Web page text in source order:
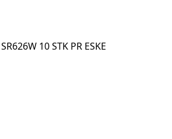
10 STK PR ESKE